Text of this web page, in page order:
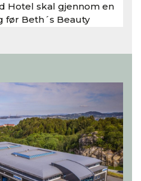
Hotel skal gjennom en
før Beth´s Beauty